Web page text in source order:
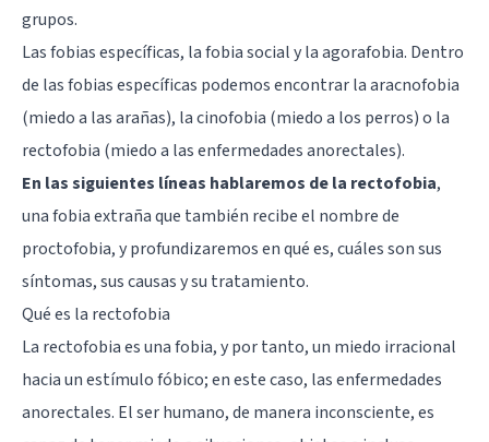
grupos.
Las fobias específicas, la fobia social y la agorafobia. Dentro
de las fobias específicas podemos encontrar laaracnofobia
(miedo a las arañas), lacinofobia (miedo a los perros)o la
rectofobia (miedo a las enfermedades anorectales).
En las siguientes líneas hablaremos de la rectofobia,
una fobia extraña que también recibe el nombre de
proctofobia, y profundizaremos en qué es, cuáles son sus
síntomas, sus causas y su tratamiento.
Qué es la rectofobia
La rectofobia es una fobia, y por tanto, un miedo irracional
hacia un estímulo fóbico; en este caso, las enfermedades
anorectales. El ser humano, de manera inconsciente, es